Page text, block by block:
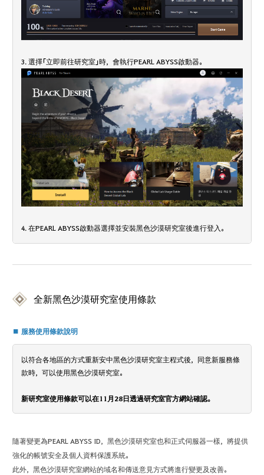
3. 選擇「立即前往研究室」時，會執行PEARL ABYSS啟動器。
4. 在PEARL ABYSS啟動器選擇並安裝黑色沙漠研究室後進行登入。
全新黑色沙漠研究室使用條款
■ 服務使用條款說明
以符合各地區的方式重新安中黑色沙漠研究室主程式後，同意新服務條
款時，可以使用黑色沙漠研究室。
新研究室使用條款可以在11月28日透過研究室官方網站確認。
隨著變更為PEARL ABYSS ID，黑色沙漠研究室也和正式伺服器一樣，將提供
強化的帳號安全及個人資料保護系統。
此外，黑色沙漠研究室網站的域名和傳送意見方式將進行變更及改善。